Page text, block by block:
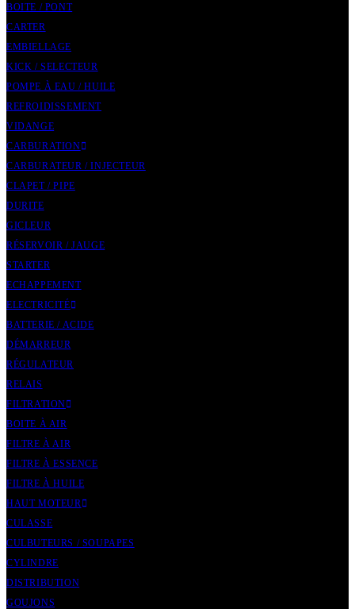
BOITE / PONT
CARTER
EMBIELLAGE
KICK / SELECTEUR
POMPE À EAU / HUILE
REFROIDISSEMENT
VIDANGE
CARBURATION
CARBURATEUR / INJECTEUR
CLAPET / PIPE
DURITE
GICLEUR
RÉSERVOIR / JAUGE
STARTER
ECHAPPEMENT
ELECTRICITÉ
BATTERIE / ACIDE
DÉMARREUR
RÉGULATEUR
RELAIS
FILTRATION
BOITE À AIR
FILTRE À AIR
FILTRE À ESSENCE
FILTRE À HUILE
HAUT MOTEUR
CULASSE
CULBUTEURS / SOUPAPES
CYLINDRE
DISTRIBUTION
GOUJONS